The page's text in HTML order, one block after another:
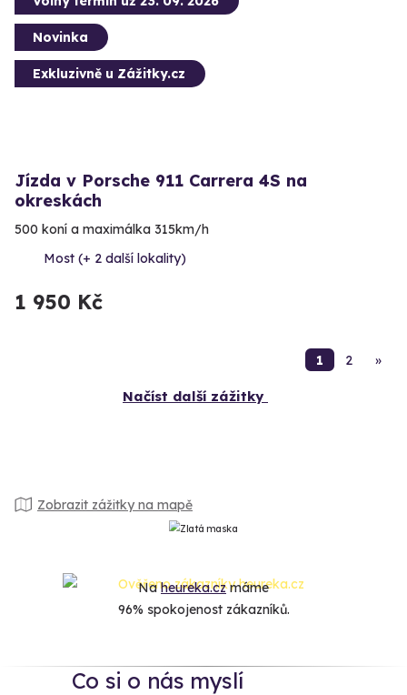
Novinka
Exkluzivně u Zážitky.cz
Jízda v Porsche 911 Carrera 4S na
okreskách
500 koní a maximálka 315km/h
Most (+ 2 další lokality)
1 950 Kč
1 2 »
Načíst další zážitky
Zobrazit zážitky na mapě
Naheureka.czmáme
96% spokojenost zákazníků.
Co si o nás myslí